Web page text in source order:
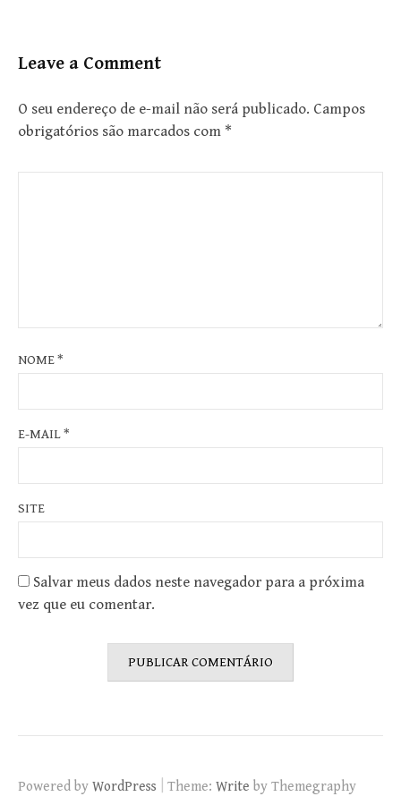
Leave a Comment
O seu endereço de e-mail não será publicado. Campos
obrigatórios são marcados com *
NOME*
E-MAIL*
SITE
Salvar meus dados neste navegador para a próxima
vez que eu comentar.
Powered by WordPress Theme: Write by Themegraphy